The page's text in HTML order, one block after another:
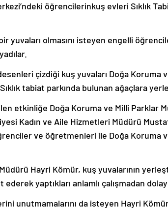
öğrencilerinkuş evleri Sıklık
yuvaları olmasını isteyen engelli
çizdiği kuş yuvaları Doğa Koruma
tabiat parkında bulunan ağaçlara
etkinliğe Doğa Koruma ve Milli Parklar
Kadın ve Aile Hizmetleri Müdürü
ve öğretmenleri ile Doğa Koruma
Hayri Kömür, kuş yuvalarının
yaptıkları anlamlı çalışmadan
unutmamalarını da isteyen Hayri